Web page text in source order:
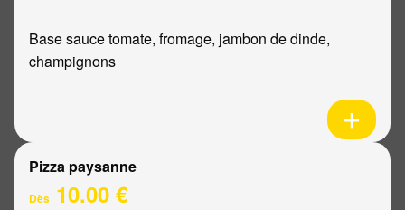
Base sauce tomate, fromage, jambon de dinde,
champignons
Pizza paysanne
Dès 10.00 €